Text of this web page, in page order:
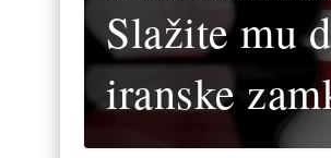
Slažite mu
iranske